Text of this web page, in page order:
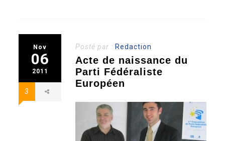
Nov
06
2011
3
Posté par : Redaction
Acte de naissance du
Parti Fédéraliste
Européen